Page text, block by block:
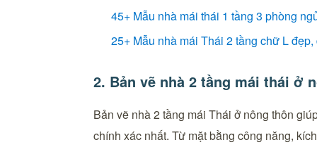
45+ Mẫu nhà mái thái 1 tầng 3 phòng
25+ Mẫu nhà mái Thái 2 tầng chữ L
2. Bản vẽ nhà 2 tầng mái thái ở
Bản vẽ nhà 2 tầng mái Thái ở nông thôn
chính xác nhất. Từ mặt bằng công năng,